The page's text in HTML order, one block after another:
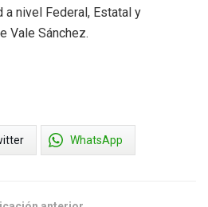
nivel Federal, Estatal y
Vale Sánchez.
WhatsApp